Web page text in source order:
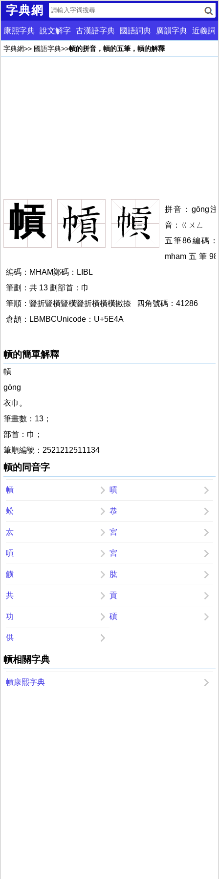
字典網
康熙字典 說文解字 古漢語字典 國語詞典 廣韻字典 近義詞
字典網>> 國語字典>>幊的拼音，幊的五筆，幊的解釋
幊
拼音：gōng注
音：ㄍㄨㄥ
五筆86編碼：
mham五筆98
編碼：MHAM鄭碼：LIBL
筆劃：共 13 劃部首：巾
筆順：豎折豎橫豎橫豎折橫橫橫撇捺 四角號碼：41286
倉頡：LBMBCUnicode：U+5E4A
幊的簡單解釋
幊
gōng
衣巾。
筆畫數：13；
部首：巾；
筆順編號：2521212511134
幊的同音字
幊 嗊
蚣 恭
厷 宮
嗊 宮
觵 肱
共 貢
功 碽
供
幊相關字典
幊康熙字典